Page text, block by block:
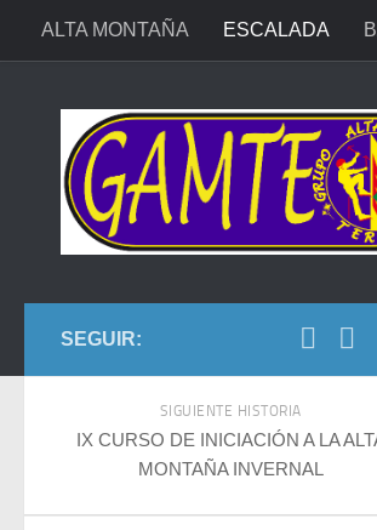
ALTA MONTAÑA ESCALADA
SEGUIR:
SIGUIENTE HISTORIA
IX CURSO DE INICIACIÓN A LA
MONTAÑA INVERNAL